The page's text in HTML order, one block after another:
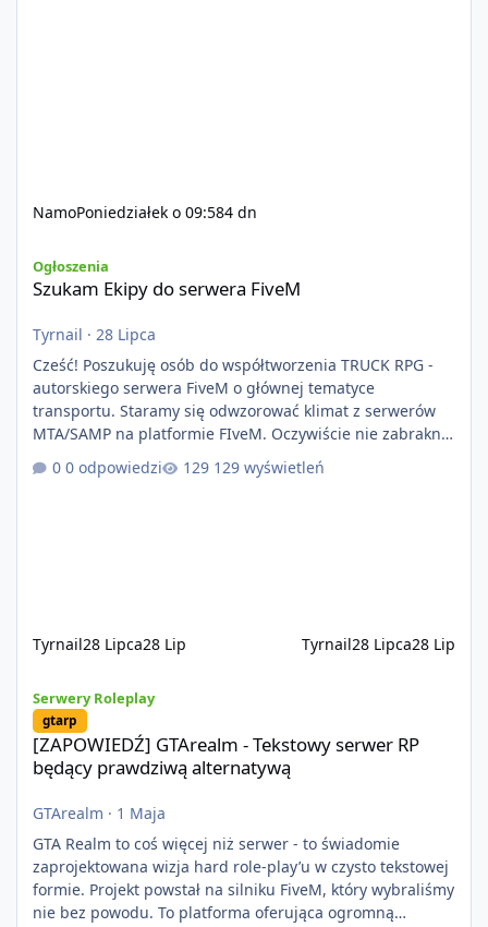
NamoPoniedziałek o 09:584 dn
Ogłoszenia
Szukam Ekipy do serwera FiveM
Tyrnail · 28 Lipca
Cześć! Poszukuję osób do współtworzenia TRUCK RPG -
autorskiego serwera FiveM o głównej tematyce
transportu. Staramy się odwzorować klimat z serwerów
MTA/SAMP na platformie FIveM. Oczywiście nie zabraknie
kontentu dla graczy którzy chcą robić coś innego niż
jeździć ciężarówką. Projekt tworzony jest od podstaw z
0 odpowiedzi 129 wyświetleń
Tyrnail28 Lipca28 Lip Tyrnail28 Lipca28 Lip
Serwery Roleplay
gtarp
[ZAPOWIEDŹ] GTArealm - Tekstowy serwer RP
będący prawdziwą alternatywą
GTArealm · 1 Maja
GTA Realm to coś więcej niż serwer - to świadomie
zaprojektowana wizja hard role-play’u w czysto tekstowej
formie. Projekt powstał na silniku FiveM, który wybraliśmy
nie bez powodu. To platforma oferująca ogromną